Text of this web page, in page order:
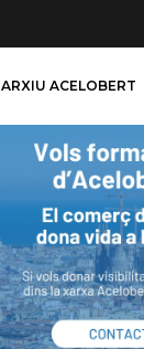
ARXIU ACELOBERT